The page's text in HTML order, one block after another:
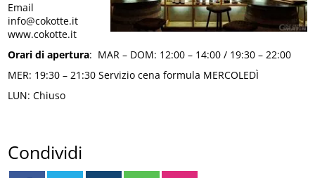
Email
info@cokotte.it
www.cokotte.it
Orari di apertura: MAR – DOM: 12:00 – 14:00 / 19:30 – 22:00
MER: 19:30 – 21:30 Servizio cena formula MERCOLEDÌ
LUN: Chiuso
Condividi